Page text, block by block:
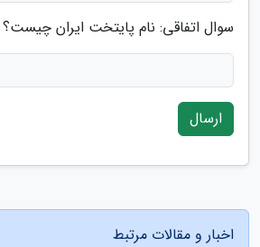
سوال اتفاقی: نام پایتخت ایران چیست؟
ارسال
اخبار و مقالات مرتبط